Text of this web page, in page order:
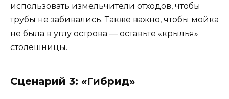
использовать измельчители отходов, чтобы
трубы не забивались. Также важно, чтобы мойка
не была в углу острова — оставьте «крылья»
столешницы.
Сценарий 3: «Гибрид»